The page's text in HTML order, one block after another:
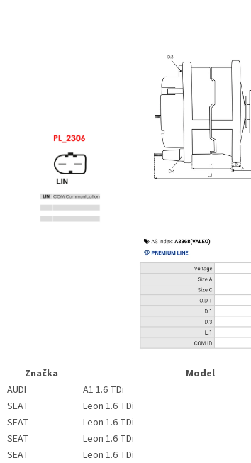
Značka Model
AUDI
A1 1.6 TDi
SEAT
Leon 1.6 TDi
SEAT
Leon 1.6 TDi
SEAT
Leon 1.6 TDi
SEAT
Leon 1.6 TDi